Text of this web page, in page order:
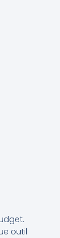
outil